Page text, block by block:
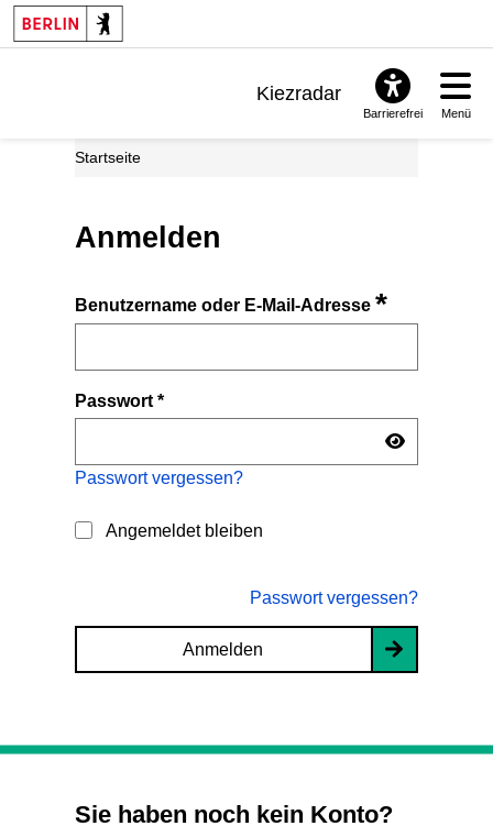
Kiezradar
Barrierefrei Menü
Startseite
Anmelden
Benutzername oder E-Mail-Adresse*
Passwort*
Passwort vergessen?
Angemeldet bleiben
Passwort vergessen?
Anmelden
Sie haben noch kein Konto?